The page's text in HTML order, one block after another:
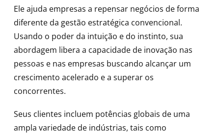
Ele ajuda empresas a repensar negócios de forma
diferente da gestão estratégica convencional.
Usando o poder da intuição e do instinto, sua
abordagem libera a capacidade de inovação nas
pessoas e nas empresas buscando alcançar um
crescimento acelerado e a superar os
concorrentes.
Seus clientes incluem potências globais de uma
ampla variedade de indústrias, tais como